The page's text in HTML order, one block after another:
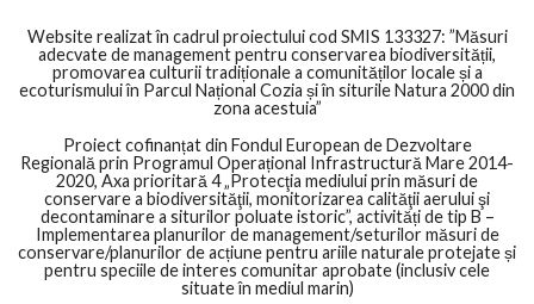
Website realizat în cadrul proiectului cod SMIS 133327: ”Măsuri
adecvate de management pentru conservarea biodiversității,
promovarea culturii tradiționale a comunităților locale și a
ecoturismului în Parcul Național Cozia și în siturile Natura 2000 din
zona acestuia”
Proiect cofinanțat din Fondul European de Dezvoltare
Regională prin Programul Operațional Infrastructură Mare 2014-
2020, Axa prioritară 4 „Protecţia mediului prin măsuri de
conservare a biodiversităţii, monitorizarea calităţii aerului şi
decontaminare a siturilor poluate istoric”, activități de tip B –
Implementarea planurilor de management/seturilor măsuri de
conservare/planurilor de acțiune pentru ariile naturale protejate și
pentru speciile de interes comunitar aprobate (inclusiv cele
situate în mediul marin)